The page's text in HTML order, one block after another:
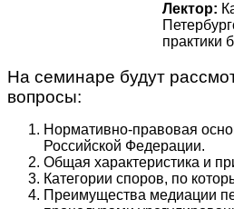
Лектор:
практики
На семинаре будут
вопросы:
Нормативно-правовая
Российской Федерации.
Общая характеристика и
Категории споров, по
Преимущества медиации